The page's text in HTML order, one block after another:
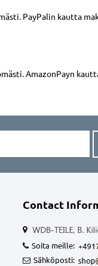
PayPalin kautta
AmazonPayn
Contact
Soita meille:
Sähköposti: